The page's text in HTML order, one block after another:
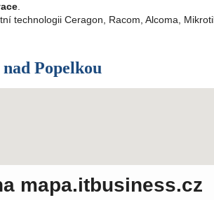
technologii Ceragon, Racom, Alcoma,
Popelkou